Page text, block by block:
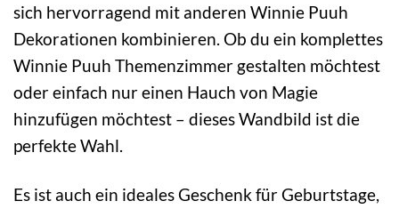
sich hervorragend mit anderen Winnie Puuh
Dekorationen kombinieren. Ob du ein komplettes
Winnie Puuh Themenzimmer gestalten möchtest
oder einfach nur einen Hauch von Magie
hinzufügen möchtest – dieses Wandbild ist die
perfekte Wahl.
Es ist auch ein ideales Geschenk für Geburtstage,